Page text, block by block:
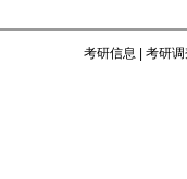
考研信息 考研